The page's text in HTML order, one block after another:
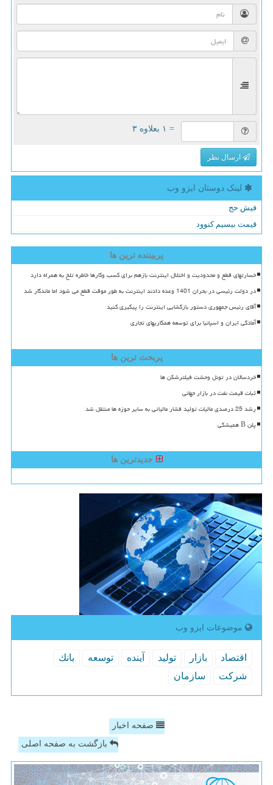
= ۱ بعلاوه ۳
ارسال نظر
لینک دوستان ایزو وب
فیش حج
قیمت بیسیم کنوود
پربیننده ترین ها
خسارتهای قطع و محدودیت و اختلال اینترنت بازهم برای کسب وکارها خاطره تلخ به همراه دارد
در دولت رئیسی در بحران 1401 وعده دادند اینترنت به طور موقت قطع می شود اما ماندگار شد
آقای رئیس جمهوری دستور بازگشایی اینترنت را پیگیری کنید
آمادگی ایران و اسپانیا برای توسعه همکاریهای تجاری
پربحث ترین ها
خردسالان در تونل وحشت فیلترشکن ها
ثبات قیمت نفت در بازار جهانی
رشد 25 درصدی مالیات تولید فشار مالیاتی به سایر حوزه ها منتقل شد
پلن B همیشگی
جدیدترین ها
موضوعات ایزو وب
اقتصاد بازار تولید آینده توسعه
بانك
شركت
سازمان
صفحه اخبار
بازگشت به صفحه اصلی